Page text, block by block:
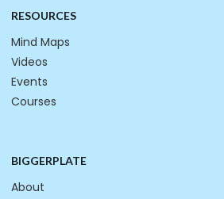
RESOURCES
Mind Maps
Videos
Events
Courses
BIGGERPLATE
About